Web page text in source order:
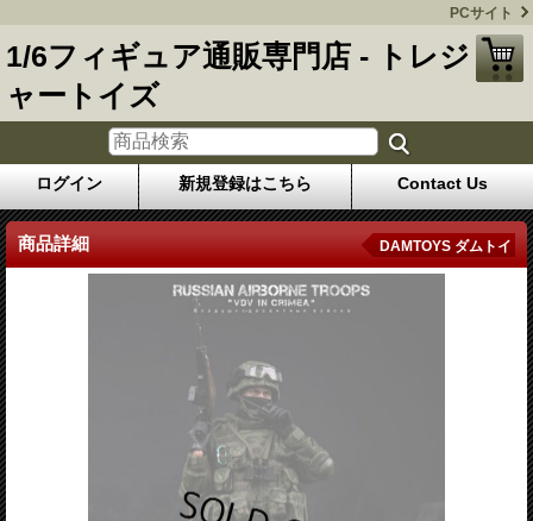
PCサイト
1/6フィギュア通販専門店 - トレジ
ャートイズ
ログイン 新規登録はこちら Contact Us
商品詳細 DAMTOYS ダムトイ